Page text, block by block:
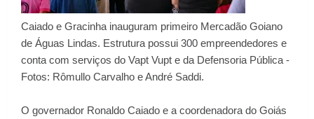
Caiado e Gracinha inauguram primeiro Mercadão Goiano
de Águas Lindas. Estrutura possui 300 empreendedores e
conta com serviços do Vapt Vupt e da Defensoria Pública -
Fotos: Rômullo Carvalho e André Saddi.
O governador Ronaldo Caiado e a coordenadora do Goiás